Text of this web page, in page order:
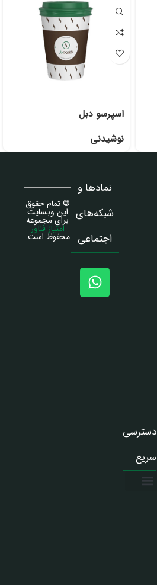
اسپرسو دبل
نوشیدنی
دسترسی
سریع
نمادها و
شبکه‌های
اجتماعی
© تمام حقوق
این وبسایت
برای مجموعه
امتیاز فناور
محفوظ است.